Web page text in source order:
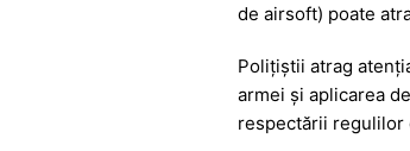
de airsoft) poate
Polițiștii atrag
armei și aplicarea
respectării regulilor